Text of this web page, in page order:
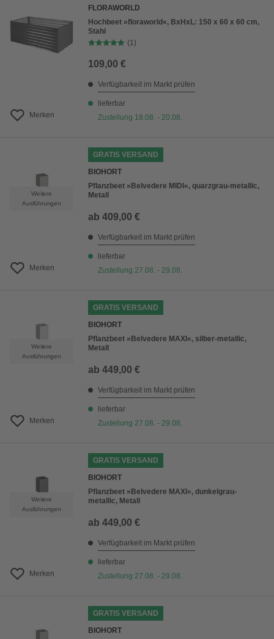
Merken
FLORAWORLD
Hochbeet »floraworld«, BxHxL: 150 x 60 x 60 cm,
Stahl
(1)
109,00 €
Verfügbarkeit im Markt prüfen
lieferbar
Zustellung 18.08. - 20.08.
Weitere
Ausführungen
Merken
GRATIS VERSAND
BIOHORT
Pflanzbeet »Belvedere MIDI«, quarzgrau-metallic,
Metall
ab 409,00 €
Verfügbarkeit im Markt prüfen
lieferbar
Zustellung 27.08. - 29.08.
Weitere
Ausführungen
Merken
GRATIS VERSAND
BIOHORT
Pflanzbeet »Belvedere MAXI«, silber-metallic,
Metall
ab 449,00 €
Verfügbarkeit im Markt prüfen
lieferbar
Zustellung 27.08. - 29.08.
Weitere
Ausführungen
Merken
GRATIS VERSAND
BIOHORT
Pflanzbeet »Belvedere MAXI«, dunkelgrau-
metallic, Metall
ab 449,00 €
Verfügbarkeit im Markt prüfen
lieferbar
Zustellung 27.08. - 29.08.
GRATIS VERSAND
BIOHORT